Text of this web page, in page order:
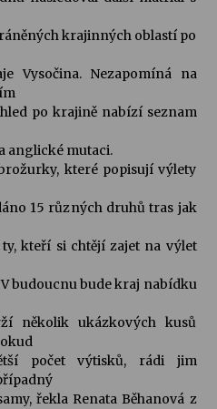
za Humpolec. V Želivě ožije
Michala Novenka v Klášteře
– Malovaný svět
krajinných oblastí po
Vysočina. Nezapomíná na
po krajině nabízí seznam
anglické mutaci.
které popisují výlety
15 různých druhů tras jak
kteří si chtějí zajet na výlet
budoucnu bude kraj nabídku
několik ukázkových kusů
počet výtisků, rádi jim
řekla Renata Běhanová z